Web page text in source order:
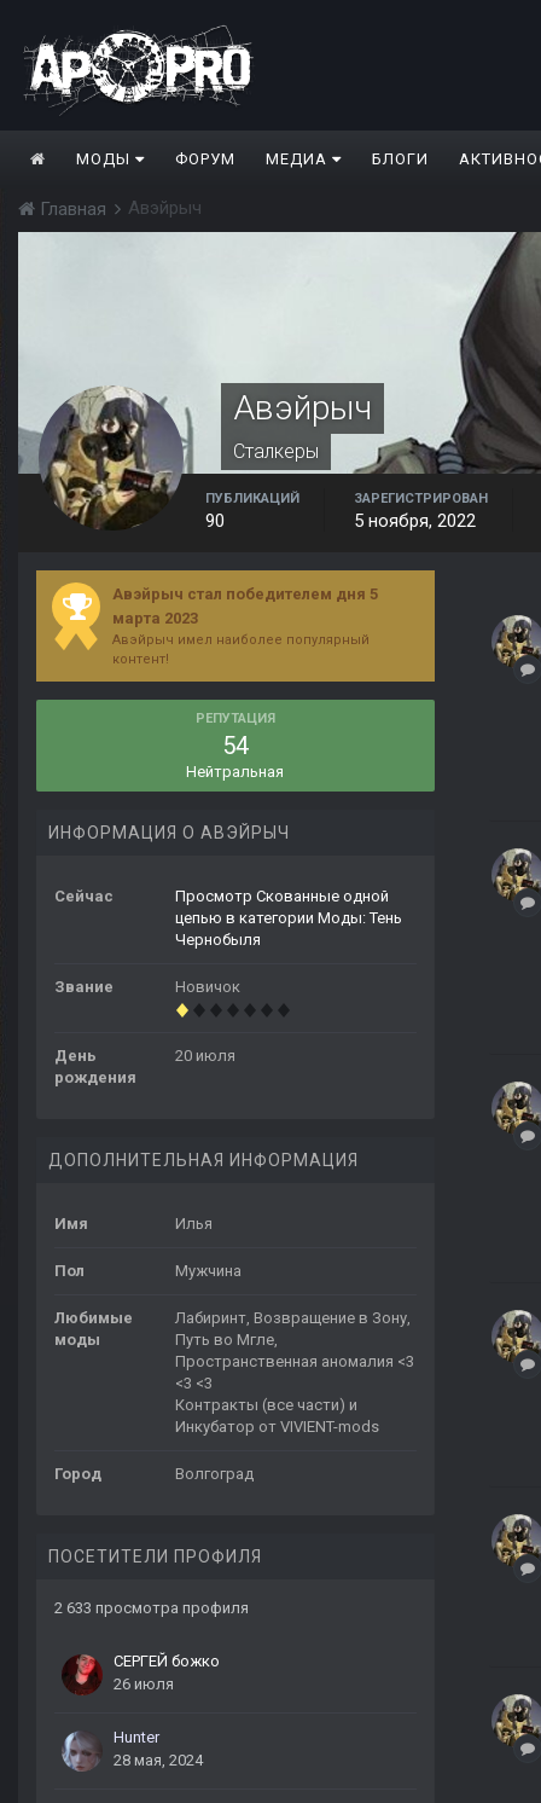
МОДЫ ФОРУМ МЕДИА БЛОГИ
Главная Авэйрыч
Авэйрыч
Сталкеры
ПУБЛИКАЦИЙ
90
ЗАРЕГИСТРИРОВАН
5 ноября, 2022
Авэйрыч стал победителем дня 5
марта 2023
Авэйрыч имел наиболее популярный
контент!
РЕПУТАЦИЯ
54
Нейтральная
ИНФОРМАЦИЯ О АВЭЙРЫЧ
Сейчас
Просмотр Скованные одной
цепью в категории Моды: Тень
Чернобыля
Звание Новичок
День
рождения
20 июля
ДОПОЛНИТЕЛЬНАЯ ИНФОРМАЦИЯ
Имя Илья
Пол Мужчина
Любимые
моды
Лабиринт, Возвращение в Зону,
Путь во Мгле,
Пространственная аномалия <3
<3 <3
Контракты (все части) и
Инкубатор от VIVIENT-mods
Город Волгоград
ПОСЕТИТЕЛИ ПРОФИЛЯ
2 633 просмотра профиля
СЕРГЕЙ божко
26 июля
Hunter
28 мая, 2024